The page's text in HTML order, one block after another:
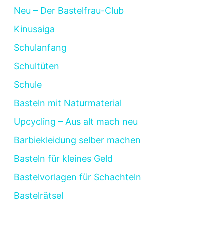
Neu – Der Bastelfrau-Club
Kinusaiga
Schulanfang
Schultüten
Schule
Basteln mit Naturmaterial
Upcycling – Aus alt mach neu
Barbiekleidung selber machen
Basteln für kleines Geld
Bastelvorlagen für Schachteln
Bastelrätsel